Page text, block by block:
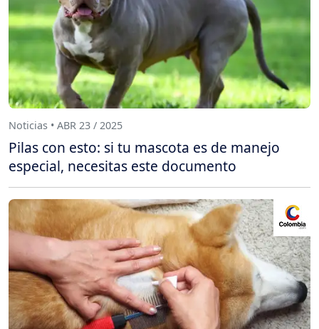
Noticias • ABR 23 / 2025
Pilas con esto: si tu mascota es de manejo
especial, necesitas este documento